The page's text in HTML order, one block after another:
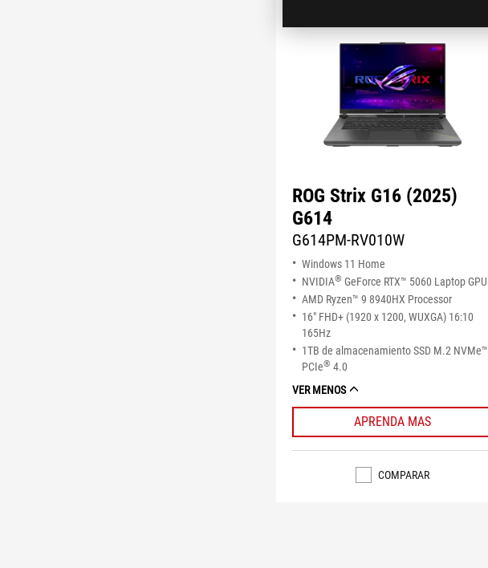
ROG Strix G16 (2025)
G614
G614PM-RV010W
Windows 11 Home
NVIDIA® GeForce RTX™ 5060 Laptop GPU
AMD Ryzen™ 9 8940HX Processor
16" FHD+ (1920 x 1200, WUXGA) 16:10
165Hz
1TB de almacenamiento SSD M.2 NVMe™
PCIe® 4.0
VER MENOS
APRENDA MAS
COMPARAR